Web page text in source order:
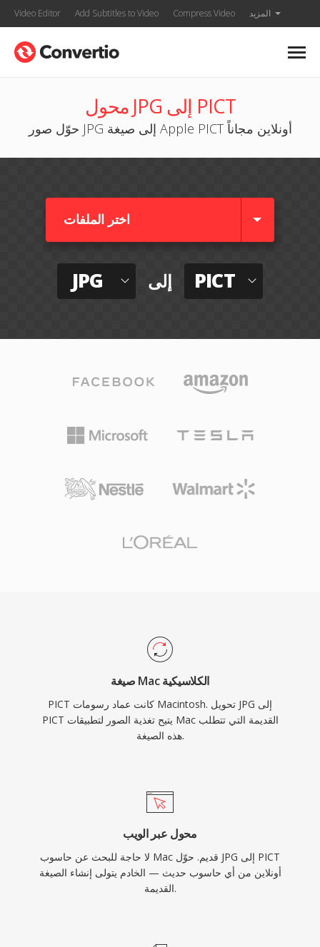
Video Editor Add Subtitles to Video Compress Video المزيد
محول JPG إلى PICT
حوّل صور JPG إلى صيغة Apple PICT أونلاين مجاناً
اختر الملفات
JPG إلى PICT
صيغة Mac الكلاسيكية
PICT كانت عماد رسومات Macintosh. تحويل JPG إلى
PICT يتيح تغذية الصور لتطبيقات Mac القديمة التي تتطلب
هذه الصيغة.
محول عبر الويب
لا حاجة للبحث عن حاسوب Mac قديم. حوّل JPG إلى PICT
أونلاين من أي حاسوب حديث — الخادم يتولى إنشاء الصيغة
القديمة.